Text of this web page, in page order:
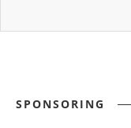
SPONSORING